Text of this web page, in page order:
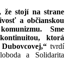
že stojí na strane
a občianskou
Sme
ktorá
tvrdí
a Solidarita